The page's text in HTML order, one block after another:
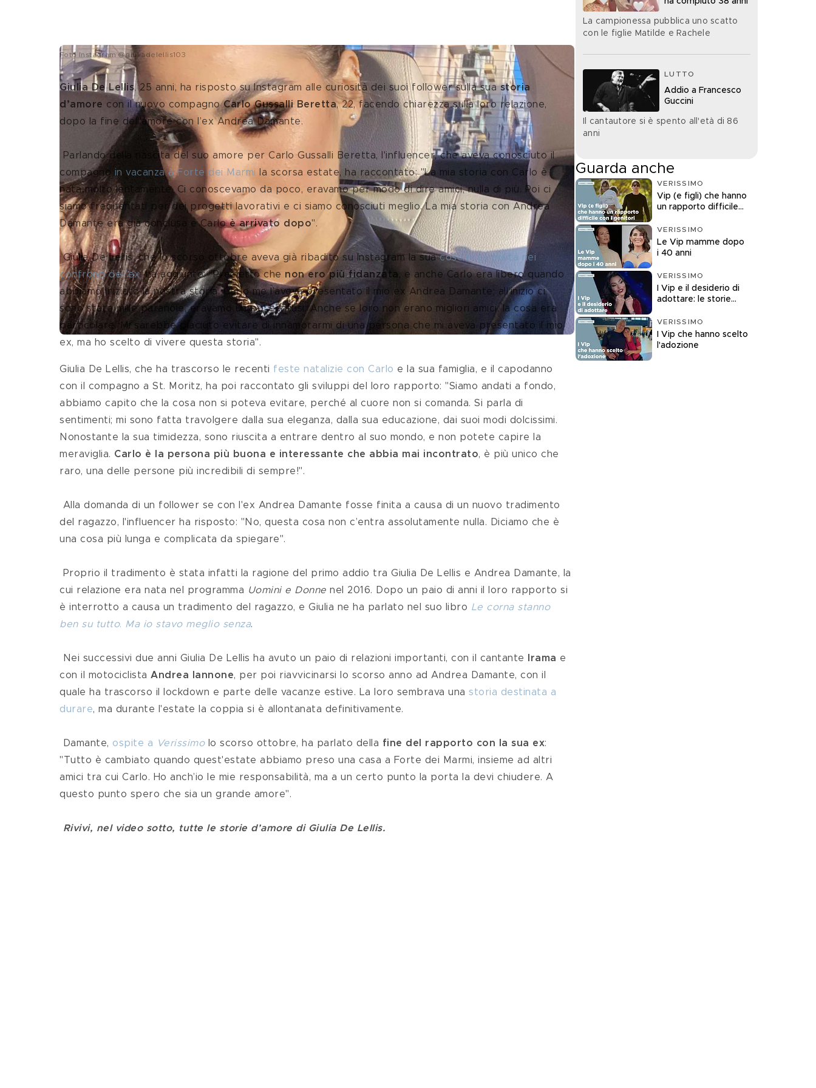
Foto Instagram @giuliadelellis103
Giulia De Lellis, 25 anni, ha risposto su Instagram alle curiosità dei suoi follower sulla sua storia
d’amore con il nuovo compagno Carlo Gussalli Beretta, 22, facendo chiarezza sulla loro relazione,
dopo la fine dell’amore con l’ex Andrea Damante.
compagno in vacanza a Forte dei Marmi la scorsa estate, ha raccontato: "La mia storia con Carlo è
nata molto lentamente. Ci conoscevamo da poco, eravamo per modo di dire amici, nulla di più. Poi ci
siamo frequentati per dei progetti lavorativi e ci siamo conosciuti meglio. La mia storia con Andrea
Damante era già conclusa e Carlo è arrivato dopo".
Giulia De Lellis, che lo scorso ottobre aveva già ribadito su Instagram la sua coscienza pulita nei
confronti dell’ex, ha aggiunto: "Premetto che non ero più fidanzata, e anche Carlo era libero quando
abbiamo iniziato la nostra storia. Carlo me l’aveva presentato il mio ex Andrea Damante; all’inizio ci
sono state mille paranoie, eravamo un po' confusi. Anche se loro non erano migliori amici, la cosa era
particolare. Mi sarebbe piaciuto evitare di innamorarmi di una persona che mi aveva presentato il mio
ex, ma ho scelto di vivere questa storia".
Giulia De Lellis, che ha trascorso le recenti feste natalizie con Carlo e la sua famiglia, e il capodanno
con il compagno a St. Moritz, ha poi raccontato gli sviluppi del loro rapporto: "Siamo andati a fondo,
abbiamo capito che la cosa non si poteva evitare, perché al cuore non si comanda. Si parla di
sentimenti; mi sono fatta travolgere dalla sua eleganza, dalla sua educazione, dai suoi modi dolcissimi.
Nonostante la sua timidezza, sono riuscita a entrare dentro al suo mondo, e non potete capire la
meraviglia. Carlo è la persona più buona e interessante che abbia mai incontrato, è più unico che
raro, una delle persone più incredibili di sempre!".
del ragazzo, l'influencer ha risposto: "No, questa cosa non c’entra assolutamente nulla. Diciamo che è
una cosa più lunga e complicata da spiegare".
cui relazione era nata nel programma Uomini e Donne nel 2016. Dopo un paio di anni il loro rapporto si
è interrotto a causa un tradimento del ragazzo, e Giulia ne ha parlato nel suo libro Le corna stanno
ben su tutto. Ma io stavo meglio senza.
Nei successivi due anni Giulia De Lellis ha avuto un paio di relazioni importanti, con il cantante Irama e
con il motociclista Andrea Iannone, per poi riavvicinarsi lo scorso anno ad Andrea Damante, con il
quale ha trascorso il lockdown e parte delle vacanze estive. La loro sembrava una storia destinata a
durare, ma durante l'estate la coppia si è allontanata definitivamente.
Damante, ospite a Verissimo lo scorso ottobre, ha parlato della fine del rapporto con la sua ex:
"Tutto è cambiato quando quest'estate abbiamo preso una casa a Forte dei Marmi, insieme ad altri
amici tra cui Carlo. Ho anch’io le mie responsabilità, ma a un certo punto la porta la devi chiudere. A
questo punto spero che sia un grande amore".
Rivivi, nel video sotto, tutte le storie d’amore di Giulia De Lellis.
La campionessa pubblica uno scatto
con le figlie Matilde e Rachele
LUTTO
Addio a Francesco
Guccini
Il cantautore si è spento all'età di 86
anni
Guarda anche
VERISSIMO
Vip (e figli) che hanno
un rapporto difficile
VERISSIMO
Le Vip mamme dopo
i 40 anni
VERISSIMO
I Vip e il desiderio di
adottare: le storie
Verissimo
VERISSIMO
I Vip che hanno scelto
l'adozione